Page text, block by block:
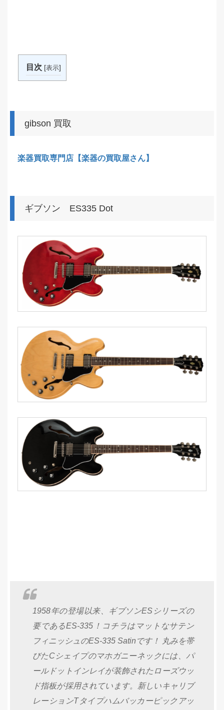
目次 [表示]
gibson 買取
楽器買取専門店【楽器の買取屋さん】
ギブソン ES335 Dot
1958年の登場以来、ギブソンESシリーズの
要であるES-335！コチラはマットなサテン
フィニッシュのES-335 Satinです！ 丸みを帯
びたCシェイプのマホガニーネックには、パ
ールドットインレイが装飾されたローズウッ
ド指板が採用されています。新しいキャリブ
レーションTタイプハムバッカーピックアッ